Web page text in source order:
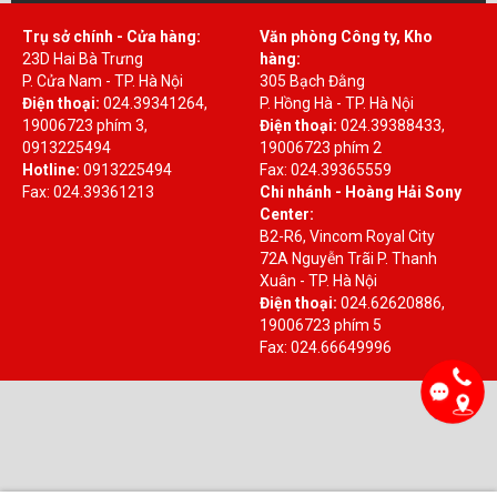
Trụ sở chính - Cửa hàng:
23D Hai Bà Trưng
P. Cửa Nam - TP. Hà Nội
Điện thoại: 024.39341264,
19006723 phím 3,
0913225494
Hotline: 0913225494
Fax: 024.39361213
Văn phòng Công ty, Kho
hàng:
305 Bạch Đằng
P. Hồng Hà - TP. Hà Nội
Điện thoại: 024.39388433,
19006723 phím 2
Fax: 024.39365559
Chi nhánh - Hoàng Hải Sony
Center:
B2-R6, Vincom Royal City
72A Nguyễn Trãi P. Thanh
Xuân - TP. Hà Nội
Điện thoại: 024.62620886,
19006723 phím 5
Fax: 024.66649996